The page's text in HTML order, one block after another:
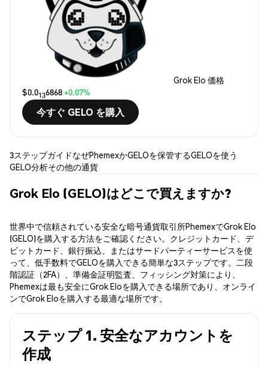
Grok Elo 価格
$0.0136868+0.07%
今すぐ GELO を購入
3ステップガイドなぜPhemexかGELOを保管するGELOを使う
GELO分析その他の通貨
Grok Elo (GELO)はどこで買えますか?
世界中で信頼されている安全な暗号通貨取引所PhemexでGrok Elo
(GELO)を購入する方法をご確認ください。クレジットカード、デ
ビットカード、銀行振込、またはサードパーティーサービスを使
って、低手数料でGELOを購入できる簡単な3ステップです。二段
階認証（2FA）、準備金証明監査、フィッシング対策により、
Phemexは最も安全にGrok Eloを購入できる場所であり、オンライ
ンでGrok Eloを購入する最適な場所です。
ステップ 1. 安全なアカウントを
作成